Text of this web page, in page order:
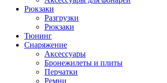
Рюкзаки
Разгрузки
Рюкзаки
Тюнинг
Снаряжение
Аксессуары
Бронежилеты и плиты
Перчатки
Ремни